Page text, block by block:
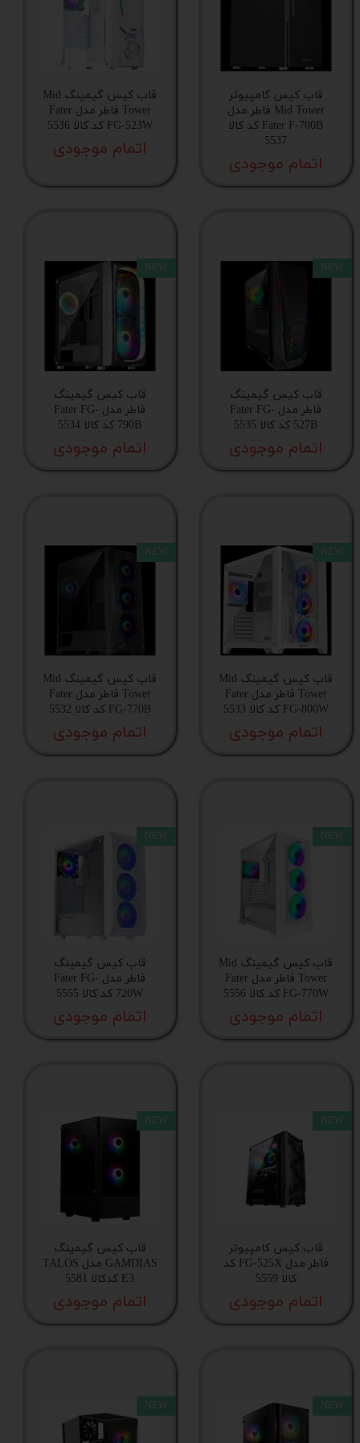
جایگاه فن در پنل پشت
تعداد فن های قابل پشتیبانی
حداکثر طول جایگاه منبع تغذیه
میزان عمق فضای مدیریت کابل
طول منبع‌تغذیه
تعداد، ابعاد و جایگاه فن های از پیش نصب شده
تعداد فن های از پیش نصب شده
سینی درایو 2.5 اینچ
تعداد جایگاه اختصاصی درایو ۳.۵ اینچی
پورت USB
پشتیبانی از فن در قسمت بالای کیس
جایگاه فن در کنار مادربرد
پشتیبانی از فن در قسمت پایین کیس
پشتیبانی از فن در قسمت جلوی کیس
جایگاه فن در پنل جلو
سینی درایو 3.5 اینچ
کارت‌گرافیک قابل نصب
تعداد جایگاه اختصاصی درایو 3.۵ اینچی
نور‌پردازی
مادربردهای قابل پشتیبانی
سازگاری با مادربورد
قاب کیس کامپیوتر
Mid Tower فاطر مدل
Fater F-700B کد کالا
5537
اتمام موجودی
قاب کیس گیمینگ Mid
Tower فاطر مدل Fater
FG-523W کد کالا 5536
اتمام موجودی
قاب کیس گیمینگ
فاطر مدل Fater FG-
527B کد کالا 5535
اتمام موجودی
NEW
قاب کیس گیمینگ
فاطر مدل Fater FG-
790B کد کالا 5534
اتمام موجودی
NEW
قاب کیس گیمینگ Mid
Tower فاطر مدل Fater
FG-800W کد کالا 5533
اتمام موجودی
NEW
قاب کیس گیمینگ Mid
Tower فاطر مدل Fater
FG-770B کد کالا 5532
اتمام موجودی
NEW
قاب کیس گیمینگ Mid
Tower فاطر مدل Fater
FG-770W کد کالا 5556
اتمام موجودی
NEW
قاب کیس گیمینگ
فاطر مدل Fater FG-
720W کد کالا 5555
اتمام موجودی
NEW
قاب کیس کامپیوتر
فاطر مدل FG-525X کد
کالا 5559
اتمام موجودی
NEW
قاب کیس گیمینگ
GAMDIAS مدل TALOS
E3 کدکالا 5581
اتمام موجودی
NEW
NEW
NEW